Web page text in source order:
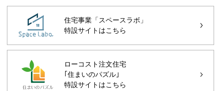
住宅事業「スペースラボ」
特設サイトはこちら
ローコスト注文住宅
｢住まいのパズル｣
特設サイトはこちら